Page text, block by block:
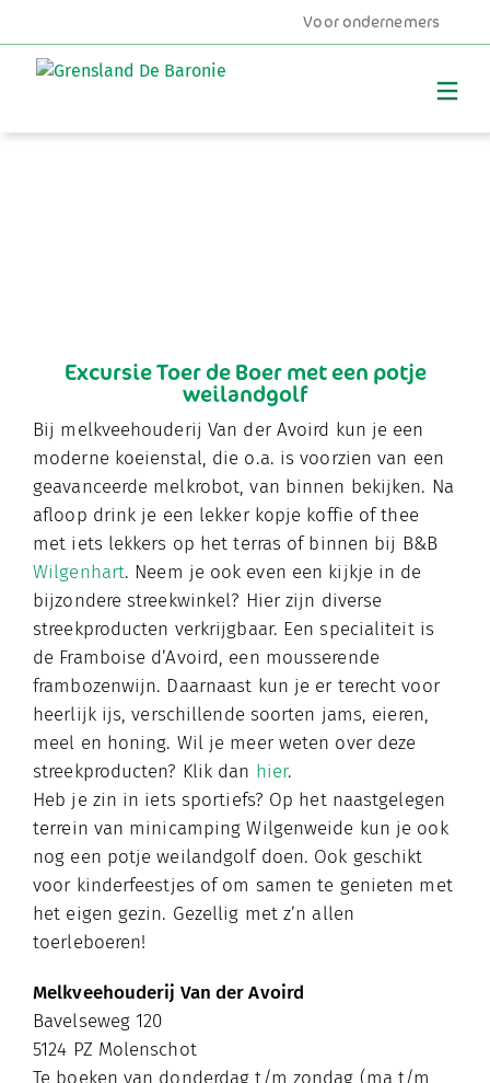
Voor ondernemers
Excursie Toer de Boer met een potje
weilandgolf
Bij melkveehouderij Van der Avoird kun je een
moderne koeienstal, die o.a. is voorzien van een
geavanceerde melkrobot, van binnen bekijken. Na
afloop drink je een lekker kopje koffie of thee
met iets lekkers op het terras of binnen bij B&B
Wilgenhart. Neem je ook even een kijkje in de
bijzondere streekwinkel? Hier zijn diverse
streekproducten verkrijgbaar. Een specialiteit is
de Framboise d’Avoird, een mousserende
frambozenwijn. Daarnaast kun je er terecht voor
heerlijk ijs, verschillende soorten jams, eieren,
meel en honing. Wil je meer weten over deze
streekproducten? Klik dan hier.
Heb je zin in iets sportiefs? Op het naastgelegen
terrein van minicamping Wilgenweide kun je ook
nog een potje weilandgolf doen. Ook geschikt
voor kinderfeestjes of om samen te genieten met
het eigen gezin. Gezellig met z’n allen
toerleboeren!
Melkveehouderij Van der Avoird
Bavelseweg 120
5124 PZ Molenschot
Te boeken van donderdag t/m zondag (ma t/m